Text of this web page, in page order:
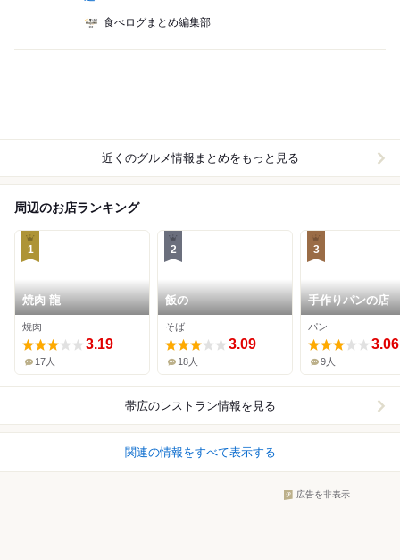
食べログまとめ編集部
近くのグルメ情報まとめをもっと見る
周辺のお店ランキング
1
焼肉 龍
焼肉
3.19
17人
2
飯の
そば
3.09
18人
3
手作りパンの店
の穂
パン
3.06
9人
帯広のレストラン情報を見る
関連の情報をすべて表示する
広告を非表示